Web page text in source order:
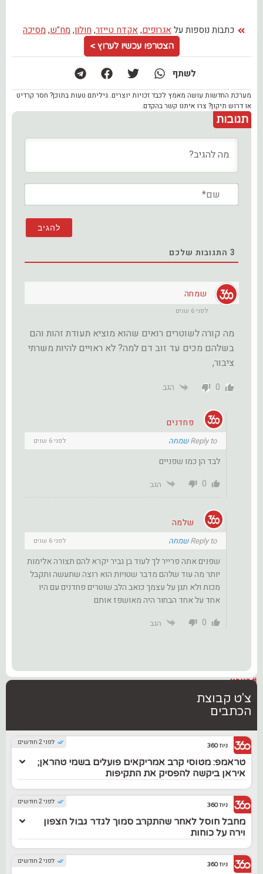
כתבות נוספות על אגרופים, אקדח טייזר, חולון, מח"ש, מסיכה
הצטרפו עכשיו לערוץ >
לשתף
מערכת החדשות עושה מאמץ לכבד זכויות יוצרים. גיליתם טעות בתוכן? חסר קרדיט
או דרוש תיקון? צרו איתנו קשר בהקדם.
תגובות
3התגובות שלכם
שמחה
לפני 6 שנים
מה קורה לשוטרים רואים שהוא מוציא תעודת זהות והם
בשלהם מכים עד זוב דם למה? לא ראויים להיות משרתי
ציבור,
0 הגב
פחדנים
Reply toשמחה לפני 6 שנים
לבד הן כמו שפניים
0
הגב
שלמה
Reply toשמחה לפני 6 שנים
שפנים אתה פרייר לך לעוד בן גביר יקרא להם תצורה אלימות
יותר מה עוד שלהם מדבר שטויות הוא רוצה שתעשה ותקבל
מכות ולא תגן על עצמך כואב הלב שוטרים פחדנים עם היו
אחד על אחד הבחור היה מאושפז אותם
0
הגב
#בארץ
צ'ט קבוצת
הכתבים
לפני 2 חודשים ניוז 360
טראמפ: מטוסי קרב אמריקאים פועלים בשמי טהראן;
איראן ביקשה להפסיק את התקיפות
לפני 2 חודשים ניוז 360
מחבל חוסל לאחר שהתקרב סמוך לגדר גבול הצפון
וירה על כוחות
לפני 2 חודשים ניוז 360